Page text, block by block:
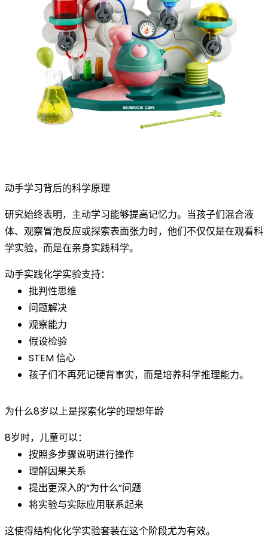
动手学习背后的科学原理
研究始终表明，主动学习能够提高记忆力。当孩子们混合液
体、观察冒泡反应或探索表面张力时，他们不仅仅是在观看科
学实验，而是在亲身实践科学。
动手实践化学实验支持：
批判性思维
问题解决
观察能力
假设检验
STEM 信心
孩子们不再死记硬背事实，而是培养科学推理能力。
为什么8岁以上是探索化学的理想年龄
8岁时，儿童可以：
按照多步骤说明进行操作
理解因果关系
提出更深入的“为什么”问题
将实验与实际应用联系起来
这使得结构化化学实验套装在这个阶段尤为有效。